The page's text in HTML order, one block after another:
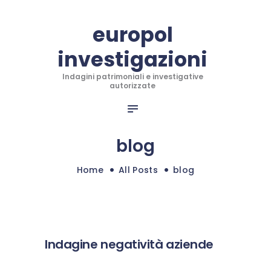
europol
investigazioni
Indagini patrimoniali e investigative
autorizzate
blog
Home All Posts blog
europol investigazioni
Indagini patrimoniali e investigative autorizzate
INFO PER RECUPERO
INVESTIGAZIONI
INDAGINI INTERNAZIONALI
Indagine negatività aziende